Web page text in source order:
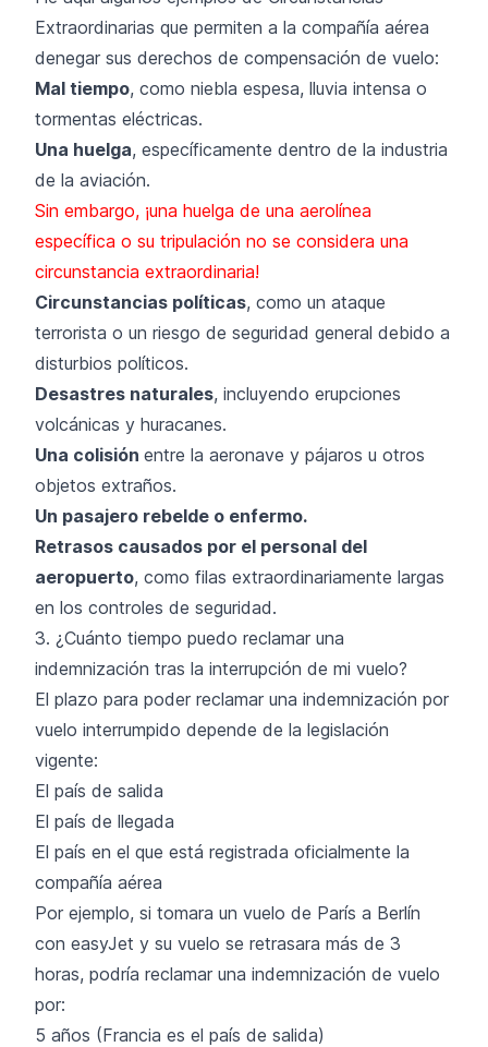
Extraordinarias que permiten a la compañía aérea
denegar sus derechos de compensación de vuelo:
Mal tiempo, como niebla espesa, lluvia intensa o
tormentas eléctricas.
Una huelga, específicamente dentro de la industria
de la aviación.
Sin embargo, ¡una huelga de una aerolínea
específica o su tripulación no se considera una
circunstancia extraordinaria!
Circunstancias políticas, como un ataque
terrorista o un riesgo de seguridad general debido a
disturbios políticos.
Desastres naturales, incluyendo erupciones
volcánicas y huracanes.
Una colisión entre la aeronave y pájaros u otros
objetos extraños.
Un pasajero rebelde o enfermo.
Retrasos causados ​​por el personal del
aeropuerto, como filas extraordinariamente largas
en los controles de seguridad.
3. ¿Cuánto tiempo puedo reclamar una
indemnización tras la interrupción de mi vuelo?
El plazo para poder reclamar una indemnización por
vuelo interrumpido depende de la legislación
vigente:
El país de salida
El país de llegada
El país en el que está registrada oficialmente la
compañía aérea
Por ejemplo, si tomara un vuelo de París a Berlín
con easyJet y su vuelo se retrasara más de 3
horas, podría reclamar una indemnización de vuelo
por:
5 años (Francia es el país de salida)